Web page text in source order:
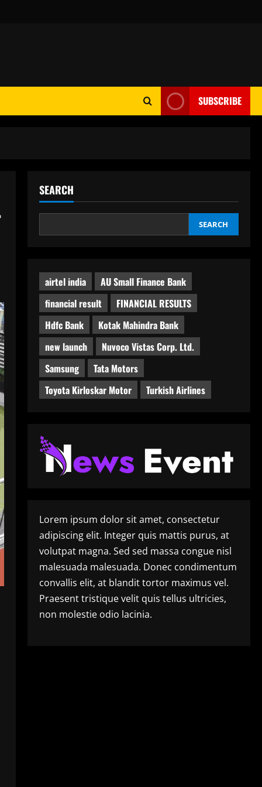
SUBSCRIBE
SEARCH
SEARCH
airtel india
AU Small Finance Bank
financial result
FINANCIAL RESULTS
Hdfc Bank
Kotak Mahindra Bank
new launch
Nuvoco Vistas Corp. Ltd.
Samsung
Tata Motors
Toyota Kirloskar Motor
Turkish Airlines
Lorem ipsum dolor sit amet, consectetur
adipiscing elit. Integer quis mattis purus, at
volutpat magna. Sed sed massa congue nisl
malesuada malesuada. Donec condimentum
convallis elit, at blandit tortor maximus vel.
Praesent tristique velit quis tellus ultricies,
non molestie odio lacinia.